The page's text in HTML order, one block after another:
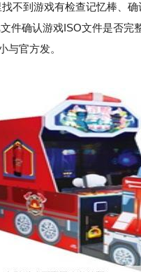
到游戏有检查记忆棒、确
件确认游戏ISO文件是否
与官方发。